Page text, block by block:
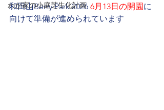
わが家の小庭芝生化計画
和田山Berry Park 2026 6月13日の開園に
向けて準備が進められています